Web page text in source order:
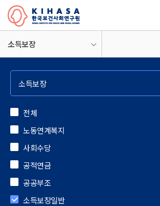
소득보장
소득보장
전체
노동연계복지
사회수당
공적연금
공공부조
소득보장일반